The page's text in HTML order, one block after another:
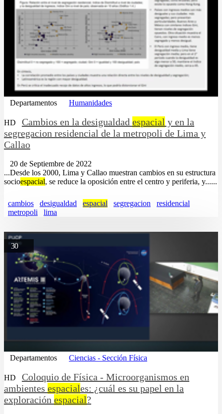
Departamentos Humanidades
HD Cambios en la desigualdad espacial y en la
segregacion residencial de la metropoli de Lima y
Callao
20 de Septiembre de 2022
...Desde los 2000, Lima y Callao muestran cambios en su estructura
socioespacial, se reduce la oposición entre el centro y periferia, y......
cambios desigualdad espacial segregacion
residencial
metropoli
lima
30
Departamentos Ciencias - Sección Física
HD
Coloquio de Física - Microorganismos en
ambientes espaciales: ¿cuál es su papel en la
exploración espacial?